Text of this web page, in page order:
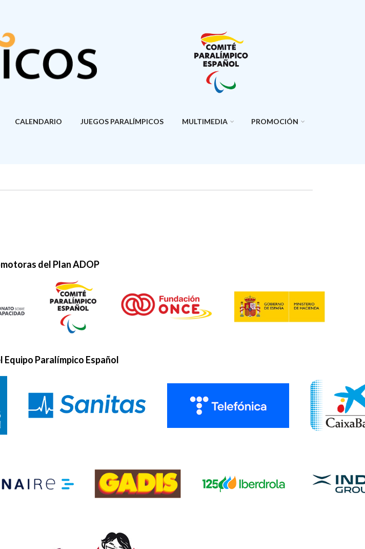
CALENDARIO JUEGOS PARALÍMPICOS MULTIMEDIA PROMOCIÓN
del Plan ADOP
Paralímpico Español